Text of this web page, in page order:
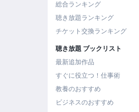
総合ランキング
聴き放題ランキング
チケット交換ランキング
聴き放題 ブックリスト
最新追加作品
すぐに役立つ！仕事術
教養のおすすめ
ビジネスのおすすめ